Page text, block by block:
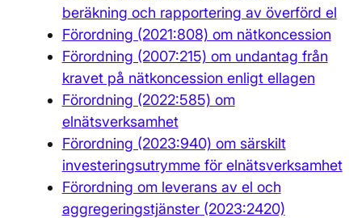
beräkning och rapportering av överförd el
Förordning (2021:808) om nätkoncession
Förordning (2007:215) om undantag från
kravet på nätkoncession enligt ellagen
Förordning (2022:585) om
elnätsverksamhet
Förordning (2023:940) om särskilt
investeringsutrymme för elnätsverksamhet
Förordning om leverans av el och
aggregeringstjänster (2023:2420)